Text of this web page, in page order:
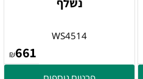
נשלף
WS4514
₪661